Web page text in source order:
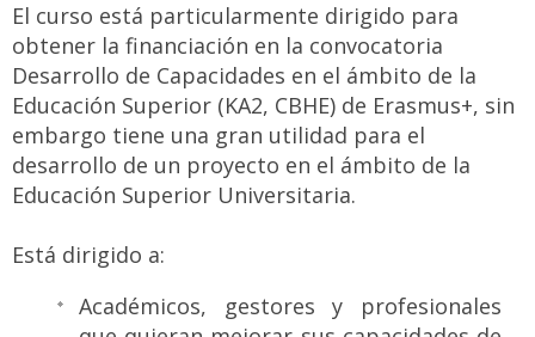
El curso está particularmente dirigido para
obtener la financiación en la convocatoria
Desarrollo de Capacidades en el ámbito de la
Educación Superior (KA2, CBHE) de Erasmus+, sin
embargo tiene una gran utilidad para el
desarrollo de un proyecto en el ámbito de la
Educación Superior Universitaria.
Está dirigido a:
Académicos, gestores y profesionales